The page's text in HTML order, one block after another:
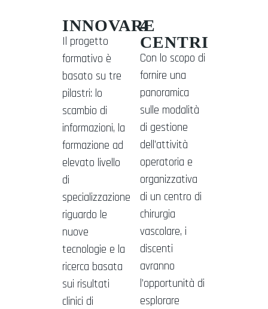
INNOVARE
Il progetto
formativo è
basato su tre
pilastri: lo
scambio di
informazioni, la
formazione ad
elevato livello
di
specializzazione
riguardo le
nuove
tecnologie e la
ricerca basata
sui risultati
clinici di
4
CENTRI
Con lo scopo di
fornire una
panoramica
sulle modalità
di gestione
dell’attività
operatoria e
organizzativa
di un centro di
chirurgia
vascolare, i
discenti
avranno
l’opportunità di
esplorare